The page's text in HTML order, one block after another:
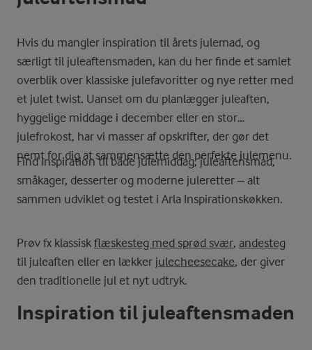
Hvis du mangler inspiration til årets julemad, og
særligt til juleaftensmaden, kan du her finde et samlet
overblik over klassiske julefavoritter og nye retter med
et julet twist. Uanset om du planlægger juleaften,
hyggelige middage i december eller en stor
julefrokost, har vi masser af opskrifter, der gør det
nemt for dig at sammensætte den perfekte julemenu.
Find inspiration til både julemiddag, juleaftensmad,
småkager, desserter og moderne juleretter – alt
sammen udviklet og testet i Arla Inspirationskøkken.
Prøv fx klassisk flæskesteg med sprød svær, andesteg
til juleaften eller en lækker julecheesecake, der giver
den traditionelle jul et nyt udtryk.
Inspiration til juleaftensmaden